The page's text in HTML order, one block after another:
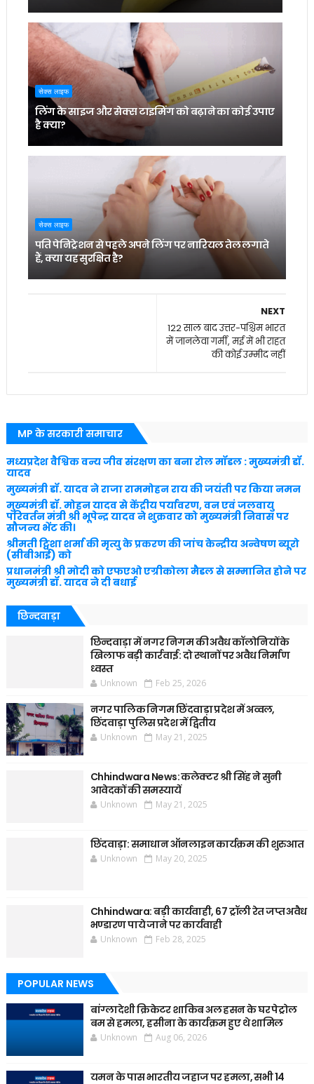
सेक्स लाइफ
लिंग के साइज और सेक्स टाइमिंग को बढ़ाने का कोई उपाए
है क्या?
सेक्स लाइफ
पति पेनिट्रेशन से पहले अपने लिंग पर नारियल तेल लगाते
हैं, क्या यह सुरक्षित है?
NEXT
122 साल बाद उत्तर-पश्चिम भारत
में जानलेवा गर्मी, मई में भी राहत
की कोई उम्मीद नहीं
MP के सरकारी समाचार
मध्यप्रदेश वैश्विक वन्य जीव संरक्षण का बना रोल मॉडल : मुख्यमंत्री डॉ.
यादव
मुख्यमंत्री डॉ. यादव ने राजा राममोहन राय की जयंती पर किया नमन
मुख्यमंत्री डॉ. मोहन यादव से केंद्रीय पर्यावरण, वन एवं जलवायु
परिवर्तन मंत्री श्री भूपेन्द्र यादव ने शुक्रवार को मुख्यमंत्री निवास पर
सौजन्य भेंट की।
श्रीमती ट्विशा शर्मा की मृत्यु के प्रकरण की जांच केन्द्रीय अन्वेषण ब्यूरो
(सीबीआई) को
प्रधानमंत्री श्री मोदी को एफएओ एग्रीकोला मैडल से सम्मानित होने पर
मुख्यमंत्री डॉ. यादव ने दी बधाई
छिन्दवाड़ा
छिन्दवाड़ा में नगर निगम की अवैध कॉलोनियों के
खिलाफ बड़ी कार्रवाई: दो स्थानों पर अवैध निर्माण
ध्वस्त
Unknown Feb 25, 2026
नगर पालिक निगम छिंदवाड़ा प्रदेश में अव्वल,
छिंदवाड़ा पुलिस प्रदेश में द्वितीय
Unknown May 21, 2025
Chhindwara News: कलेक्टर श्री सिंह ने सुनी
आवेदकों की समस्यायें
Unknown May 21, 2025
छिंदवाड़ा: समाधान ऑनलाइन कार्यक्रम की शुरुआत
Unknown May 20, 2025
Chhindwara: बड़ी कार्यवाही, 67 ट्रॉली रेत जप्त अवैध
भण्डारण पाये जाने पर कार्यवाही
Unknown Feb 28, 2025
POPULAR NEWS
बांग्लादेशी क्रिकेटर शाकिब अल हसन के घर पेट्रोल
बम से हमला, हसीना के कार्यक्रम हुए थे शामिल
Unknown Aug 06, 2026
यमन के पास भारतीय जहाज पर हमला, सभी 14